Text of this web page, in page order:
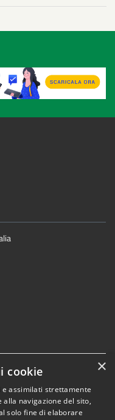
Sitemap
Astigov
×
cookie
e assimilati strettamente
navigazione del sito,
solo fine di elaborare